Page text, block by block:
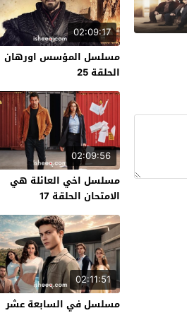
02:09:17
مسلسل المؤسس اورهان
الحلقة 25
02:09:56
مسلسل اخي العائلة هي
الامتحان الحلقة 17
02:11:51
مسلسل في السابعة عشر